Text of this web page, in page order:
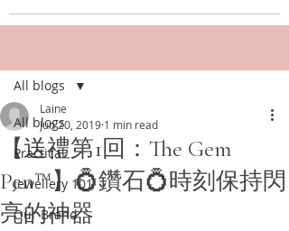
All blogs
Practical
Jewellery 101
Our Brand
All blogs
【送禮第1回：The Gem
Pen™】💍鑽石💍時刻保持閃
亮的神器
Laine
Jun 20, 2019 1 min read